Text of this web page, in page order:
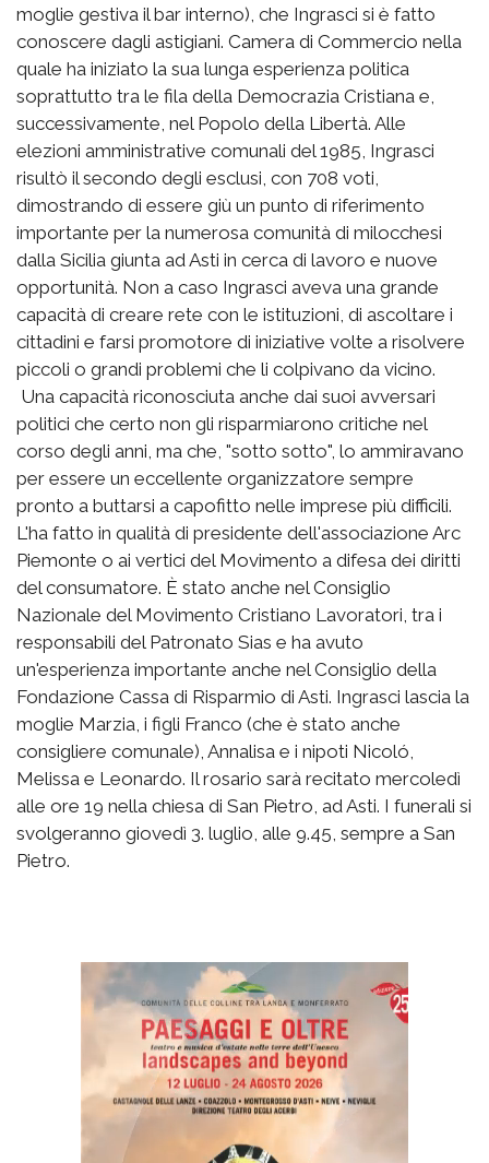
moglie gestiva il bar interno), che Ingrasci si è fatto
conoscere dagli astigiani. Camera di Commercio nella
quale ha iniziato la sua lunga esperienza politica
soprattutto tra le fila della Democrazia Cristiana e,
successivamente, nel Popolo della Libertà. Alle
elezioni amministrative comunali del 1985, Ingrasci
risultò il secondo degli esclusi, con 708 voti,
dimostrando di essere giù un punto di riferimento
importante per la numerosa comunità di milocchesi
dalla Sicilia giunta ad Asti in cerca di lavoro e nuove
opportunità. Non a caso Ingrasci aveva una grande
capacità di creare rete con le istituzioni, di ascoltare i
cittadini e farsi promotore di iniziative volte a risolvere
piccoli o grandi problemi che li colpivano da vicino.
Una capacità riconosciuta anche dai suoi avversari
politici che certo non gli risparmiarono critiche nel
corso degli anni, ma che, "sotto sotto", lo ammiravano
per essere un eccellente organizzatore sempre
pronto a buttarsi a capofitto nelle imprese più difficili.
L'ha fatto in qualità di presidente dell'associazione Arc
Piemonte o ai vertici del Movimento a difesa dei diritti
del consumatore. È stato anche nel Consiglio
Nazionale del Movimento Cristiano Lavoratori, tra i
responsabili del Patronato Sias e ha avuto
un'esperienza importante anche nel Consiglio della
Fondazione Cassa di Risparmio di Asti. Ingrasci lascia la
moglie Marzia, i figli Franco (che è stato anche
consigliere comunale), Annalisa e i nipoti Nicoló,
Melissa e Leonardo. Il rosario sarà recitato mercoledì
alle ore 19 nella chiesa di San Pietro, ad Asti. I funerali si
svolgeranno giovedì 3. luglio, alle 9.45, sempre a San
Pietro.